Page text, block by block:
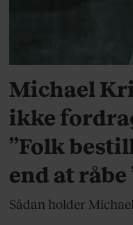
Michael
ikke
”Folk
end at råbe
Sådan holder